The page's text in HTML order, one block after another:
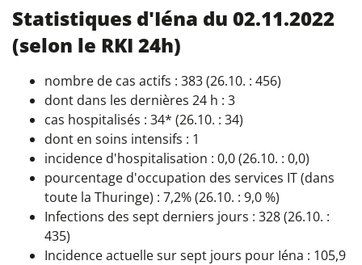
Statistiques d'Iéna du 02.11.2022
(selon le RKI 24h)
nombre de cas actifs : 383 (26.10. : 456)
dont dans les dernières 24 h : 3
cas hospitalisés : 34* (26.10. : 34)
dont en soins intensifs : 1
incidence d'hospitalisation : 0,0 (26.10. : 0,0)
pourcentage d'occupation des services IT (dans
toute la Thuringe) : 7,2% (26.10. : 9,0 %)
Infections des sept derniers jours : 328 (26.10. :
435)
Incidence actuelle sur sept jours pour Iéna : 105,9